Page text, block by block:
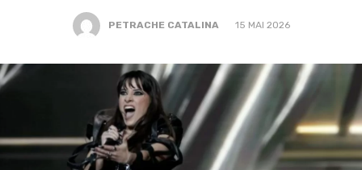
PETRACHE CATALINA 15 MAI 2026